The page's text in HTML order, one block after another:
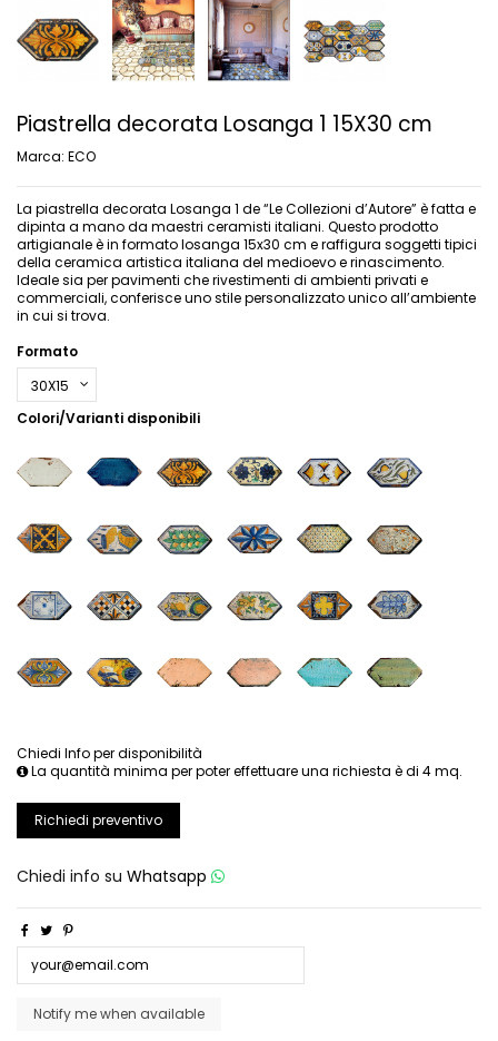
Piastrella decorata Losanga 1 15X30 cm
Marca: ECO
La piastrella decorata Losanga 1 de “Le Collezioni d’Autore” è fatta e
dipinta a mano da maestri ceramisti italiani. Questo prodotto
artigianale è in formato losanga 15x30 cm e raffigura soggetti tipici
della ceramica artistica italiana del medioevo e rinascimento.
Ideale sia per pavimenti che rivestimenti di ambienti privati e
commerciali, conferisce uno stile personalizzato unico all’ambiente
in cui si trova.
Formato
Colori/Varianti disponibili
Chiedi Info per disponibilità
La quantità minima per poter effettuare una richiesta è di 4 mq.
Richiedi preventivo
Chiedi info su Whatsapp